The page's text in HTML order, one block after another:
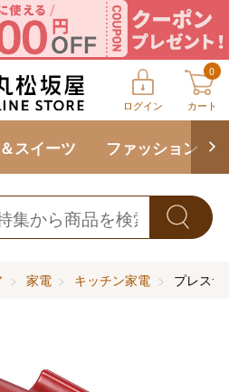
ログイン
0
カート
スイーツ ファッション
家電 キッチン家電 プレス